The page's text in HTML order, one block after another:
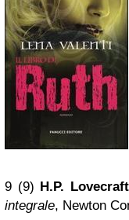
9 (9) H.P. Lovecraft
integrale, Newton